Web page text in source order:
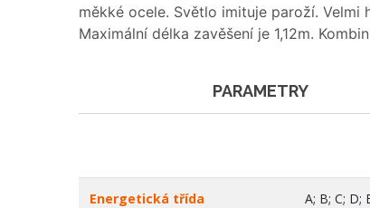
měkké ocele. Světlo imituje paroží. Velmi
Maximální délka zavěšení je 1,12m.
PARAMETRY
Energetická třída A; B; C; D;